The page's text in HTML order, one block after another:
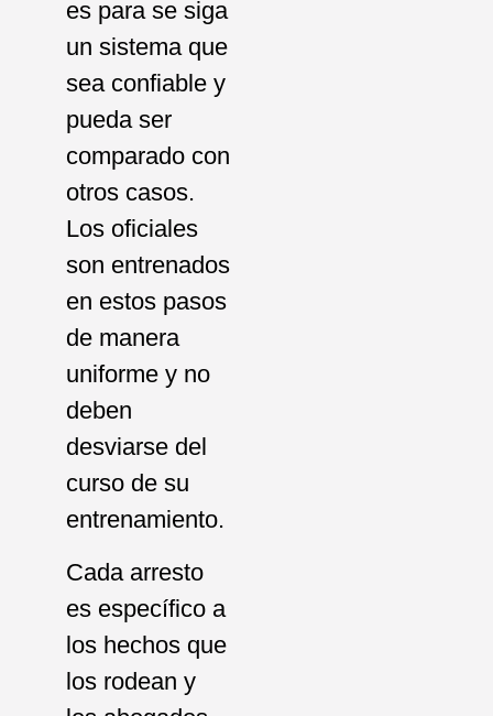
es para se siga
un sistema que
sea confiable y
pueda ser
comparado con
otros casos.
Los oficiales
son entrenados
en estos pasos
de manera
uniforme y no
deben
desviarse del
curso de su
entrenamiento.
Cada arresto
es específico a
los hechos que
los rodean y